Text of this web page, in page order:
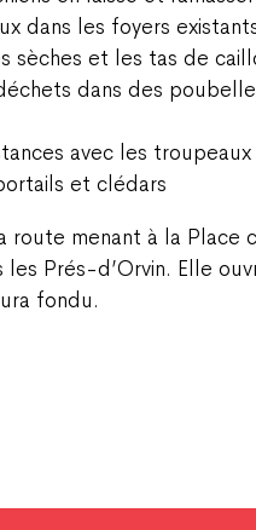
dans les foyers
sèches et les tas de
dans des
avec les
et clédars
route menant à la Place
Prés-d’Orvin. Elle
fondu.